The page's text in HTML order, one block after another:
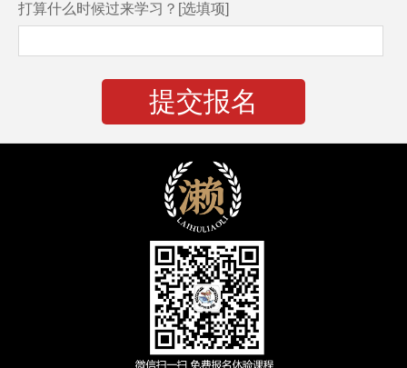
打算什么时候过来学习？[选填项]